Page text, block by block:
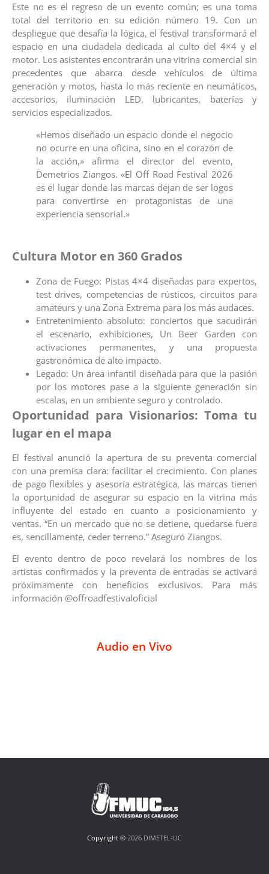
Este no es el regreso de un evento común; es una toma
total del territorio en su edición número 19. Con un
despliegue que desafía la lógica, el festival transformará el
espacio en una ciudadela dedicada al culto del 4×4 y el
motor. Los asistentes encontrarán una vitrina comercial sin
precedentes que abarca desde vehículos de última
generación y motos, hasta lo más reciente en neumáticos,
accesorios, iluminación LED, lubricantes, baterías y
servicios especializados.
«Hemos diseñado un espacio donde el negocio
no ocurre en una oficina, sino en el corazón de
la acción,» afirma el director del evento,
Demetrios Ziangos. «El Off Road Festival 2026
es el lugar donde las marcas dejan de ser logos
para convertirse en protagonistas de una
experiencia sensorial.»
Cultura Motor en 360 Grados
Zona de Fuego: Pistas 4×4 diseñadas para expertos,
test drives, competencias de rústicos, circuitos para
amateurs y una Zona Extrema para los más audaces.
Entretenimiento absoluto: conciertos que sacudirán
el escenario, exhibiciones, Un Beer Garden con
activaciones permanentes, y una propuesta
gastronómica de alto impacto.
Legado: Un área infantil diseñada para que la pasión
por los motores pase a la siguiente generación sin
escalas, en un ambiente seguro y controlado.
Oportunidad para Visionarios: Toma tu
lugar en el mapa
El festival anunció la apertura de su preventa comercial
con una premisa clara: facilitar el crecimiento. Con planes
de pago flexibles y asesoría estratégica, las marcas tienen
la oportunidad de asegurar su espacio en la vitrina más
influyente del estado en cuanto a posicionamiento y
ventas. “En un mercado que no se detiene, quedarse fuera
es, sencillamente, ceder terreno.” Aseguró Ziangos.
El evento dentro de poco revelará los nombres de los
artistas confirmados y la preventa de entradas se activará
próximamente con beneficios exclusivos. Para más
información @offroadfestivaloficial
Audio en Vivo
Copyright © 2026 DIMETEL-UC